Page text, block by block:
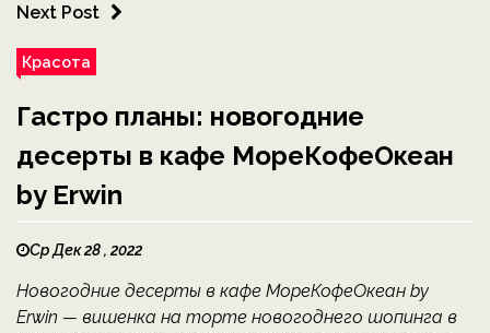
Next Post
Красота
Гастро планы: новогодние
десерты в кафе МореКофеОкеан
by Erwin
Ср Дек 28 , 2022
Новогодние десерты в кафе МореКофеОкеан by
Erwin — вишенка на торте новогоднего шопинга в